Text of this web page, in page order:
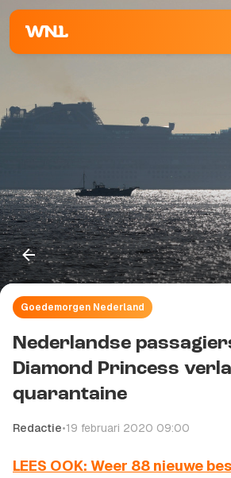
Goedemorgen Nederland
Nederlandse
Diamond Princess
quarantaine
Redactie•19 februari 2020 09:00
LEES OOK: Weer 88 nieuwe